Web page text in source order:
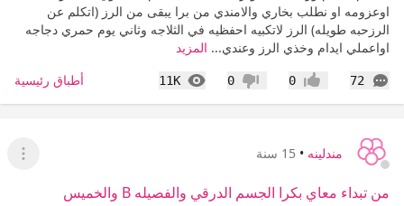
اوعزومه او نطلب بخاري والامندي من برا يبقى من الرز (اتكلم عن
الرزحبه طويله) الرز لاتكبيه احفظيه في الثلاجه وثاني يوم حمري دجاجه
اواعملي ايدام وخذي الرز وعندي... المزيد
72
التعليقات إعجاب0 عدم إعجاب
0
11K
المشاهدات أطباق رئيسية
مندلينه • 15 سنة
عرض
من تبداء معاي بكرا الجسم الدرقي والفصيله B والخميس